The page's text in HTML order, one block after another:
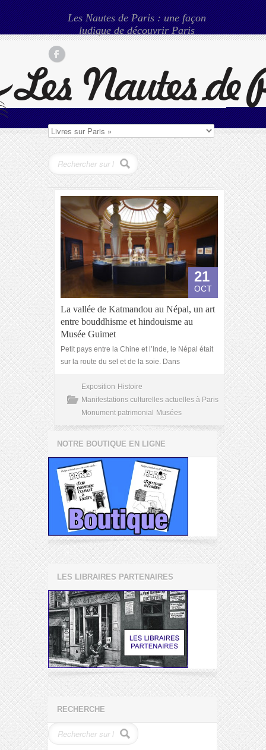
Les Nautes de Paris : une façon
ludique de découvrir Paris
21
OCT
La vallée de Katmandou au Népal, un art
entre bouddhisme et hindouisme au
Musée Guimet
Petit pays entre la Chine et l’Inde, le Népal était
sur la route du sel et de la soie. Dans
Exposition Histoire
Manifestations culturelles actuelles à Paris
Monument patrimonial
Musées
NOTRE BOUTIQUE EN LIGNE
LES LIBRAIRES PARTENAIRES
RECHERCHE